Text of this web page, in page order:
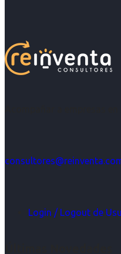
Acompañar a empresas
Login / Logout de